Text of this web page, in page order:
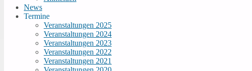
News
Termine
Veranstaltungen 2025
Veranstaltungen 2024
Veranstaltungen 2023
Veranstaltungen 2022
Veranstaltungen 2021